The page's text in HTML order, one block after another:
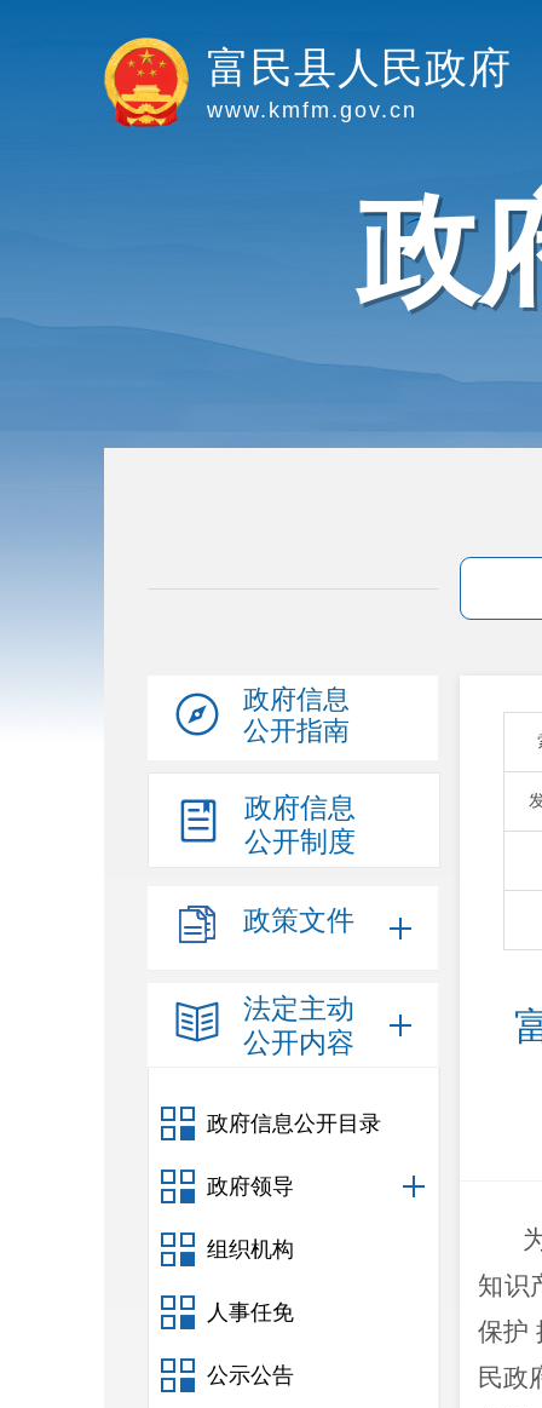
富民县人民政府
www.kmfm.gov.cn
政
政府信息
公开指南
政府信息
公开制度
政策文件
法定主动
公开内容
政府信息公开目录
政府领导
组织机构
人事任免
公示公告
知识
保护
民政